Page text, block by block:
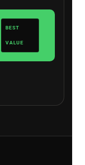
BEST
VALUE